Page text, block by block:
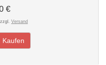
€
Versand
Kaufen